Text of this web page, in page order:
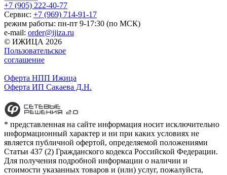
+7 (905) 222-40-77
Сервис: +7 (969) 714-91-17
режим работы: пн-пт 9-17:30 (по МСК)
e-mail: order@ijiza.ru
© ИЖИЦА 2026
Пользовательское
соглашение
Оферта НПП Ижица
Оферта ИП Сакаева Д.Н.
* представленная на сайте информация носит исключительно
информационный характер и ни при каких условиях не
является публичной офертой, определяемой положениями
Статьи 437 (2) Гражданского кодекса Российской Федерации.
Для получения подробной информации о наличии и
стоимости указанных товаров и (или) услуг, пожалуйста,